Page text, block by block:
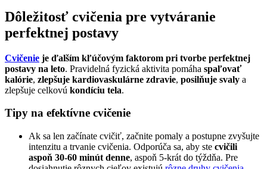
Dôležitosť cvičenia pre vytváranie
perfektnej postavy
Cvičenie je ďalším kľúčovým faktorom pri tvorbe perfektnej
postavy na leto. Pravidelná fyzická aktivita pomáha spaľovať
kalórie, zlepšuje kardiovaskulárne zdravie, posilňuje svaly a
zlepšuje celkovú kondíciu tela.
Tipy na efektívne cvičenie
Ak sa len začínate cvičiť, začnite pomaly a postupne zvyšujte
intenzitu a trvanie cvičenia. Odporúča sa, aby ste cvičili
aspoň 30-60 minút denne, aspoň 5-krát do týždňa. Pre